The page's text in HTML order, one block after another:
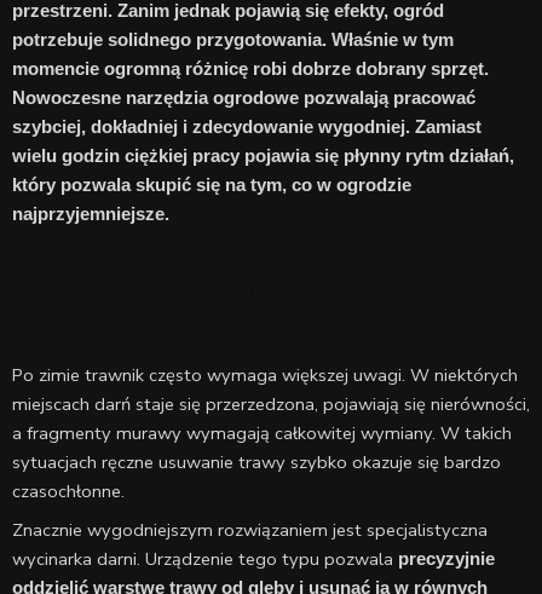
przestrzeni. Zanim jednak pojawią się efekty, ogród
potrzebuje solidnego przygotowania. Właśnie w tym
momencie ogromną różnicę robi dobrze dobrany sprzęt.
Nowoczesne narzędzia ogrodowe pozwalają pracować
szybciej, dokładniej i zdecydowanie wygodniej. Zamiast
wielu godzin ciężkiej pracy pojawia się płynny rytm działań,
który pozwala skupić się na tym, co w ogrodzie
najprzyjemniejsze.
Po zimie trawnik często wymaga większej uwagi. W niektórych
miejscach darń staje się przerzedzona, pojawiają się nierówności,
a fragmenty murawy wymagają całkowitej wymiany. W takich
sytuacjach ręczne usuwanie trawy szybko okazuje się bardzo
czasochłonne.
Znacznie wygodniejszym rozwiązaniem jest specjalistyczna
wycinarka darni. Urządzenie tego typu pozwala precyzyjnie
oddzielić warstwę trawy od gleby i usunąć ją w równych